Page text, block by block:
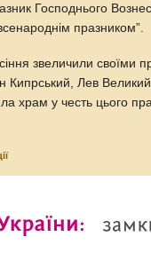
Господнього
празником”.
звеличили своїми
Кипрський, Лев
храм у честь цього